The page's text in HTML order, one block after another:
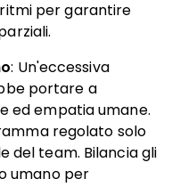
per garantire
: Un'eccessiva
portare a
ed empatia umane.
regolato solo
del team. Bilancia gli
umano per